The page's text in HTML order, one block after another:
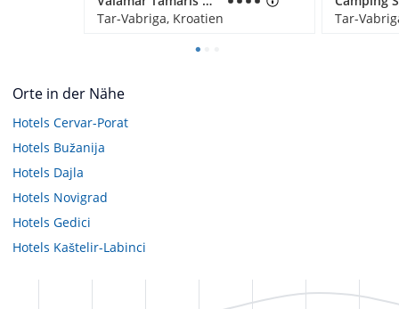
Tar-Vabriga, Kroatien
Tar-
Orte in der Nähe
Hotels Cervar-Porat
Hotels Bužanija
Hotels Dajla
Hotels Novigrad
Hotels Gedici
Hotels Kaštelir-Labinci